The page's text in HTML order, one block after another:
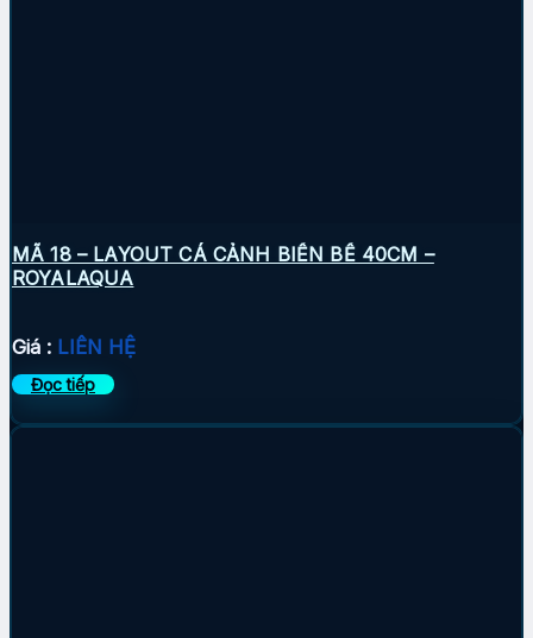
MÃ 18 – LAYOUT CÁ CẢNH BIỂN BỂ 40CM –
ROYALAQUA
Giá : LIÊN HỆ
Đọc tiếp